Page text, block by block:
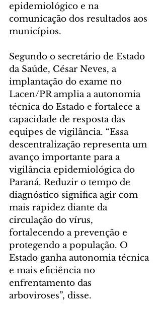
epidemiológico e na
comunicação dos resultados aos
municípios.
Segundo o secretário de Estado
da Saúde, César Neves, a
implantação do exame no
Lacen/PR amplia a autonomia
técnica do Estado e fortalece a
capacidade de resposta das
equipes de vigilância. “Essa
descentralização representa um
avanço importante para a
vigilância epidemiológica do
Paraná. Reduzir o tempo de
diagnóstico significa agir com
mais rapidez diante da
circulação do vírus,
fortalecendo a prevenção e
protegendo a população. O
Estado ganha autonomia técnica
e mais eficiência no
enfrentamento das
arboviroses”, disse.